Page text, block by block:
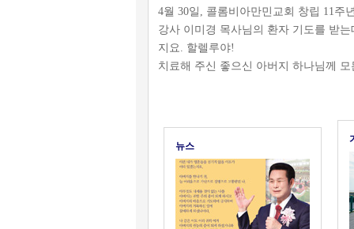
4월 30일, 콜롬비아만민교회 창립 11주
강사 이미경 목사님의 환자 기도를 받
지요. 할렐루야!
치료해 주신 좋으신 아버지 하나님께
뉴스